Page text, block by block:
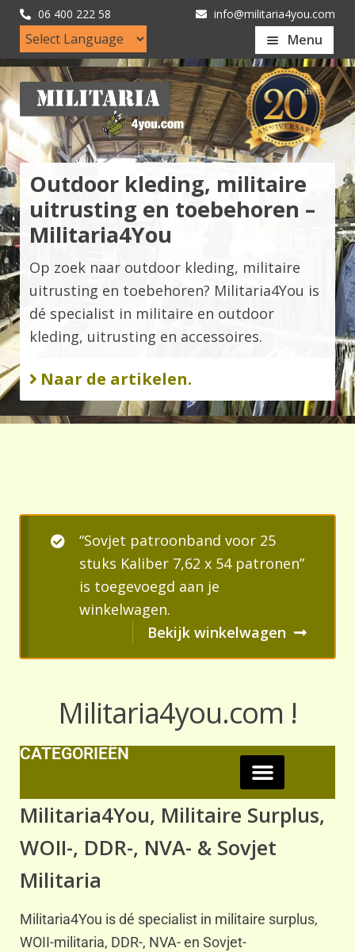
06 400 222 58 info@militaria4you.com
Menu
Home
Artikelen
Nieuws
Kledingmaten
Klantfotos
Mijn Account
Outdoor kleding, militaire
uitrusting en toebehoren –
Militaria4You
Op zoek naar outdoor kleding, militaire
uitrusting en toebehoren? Militaria4You is
dé specialist in militaire en outdoor
kleding, uitrusting en accessoires.
Naar de artikelen.
“Sovjet patroonband voor 25
stuks Kaliber 7,62 x 54 patronen”
is toegevoegd aan je
winkelwagen.
Bekijk winkelwagen
Militaria4you.com !
CATEGORIEËN
Militaria4You, Militaire Surplus,
WOII-, DDR-, NVA- & Sovjet
Militaria
Militaria4You is dé specialist in militaire surplus,
WOII-militaria, DDR-, NVA- en Sovjet-